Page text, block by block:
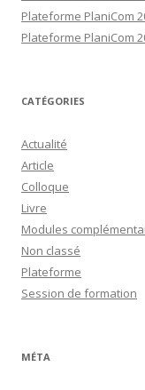
Plateforme PlaniCom
Plateforme PlaniCom
CATÉGORIES
Actualité
Article
Colloque
Livre
Modules
Non classé
Plateforme
Session de formation
MÉTA